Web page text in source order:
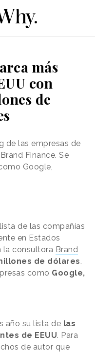
más
con
de
de las empresas de
Finance. Se
Google,
de las compañías
en Estados
la consultora Brand
de dólares.
como Google,
año su lista de las
de EEUU. Para
de autor que